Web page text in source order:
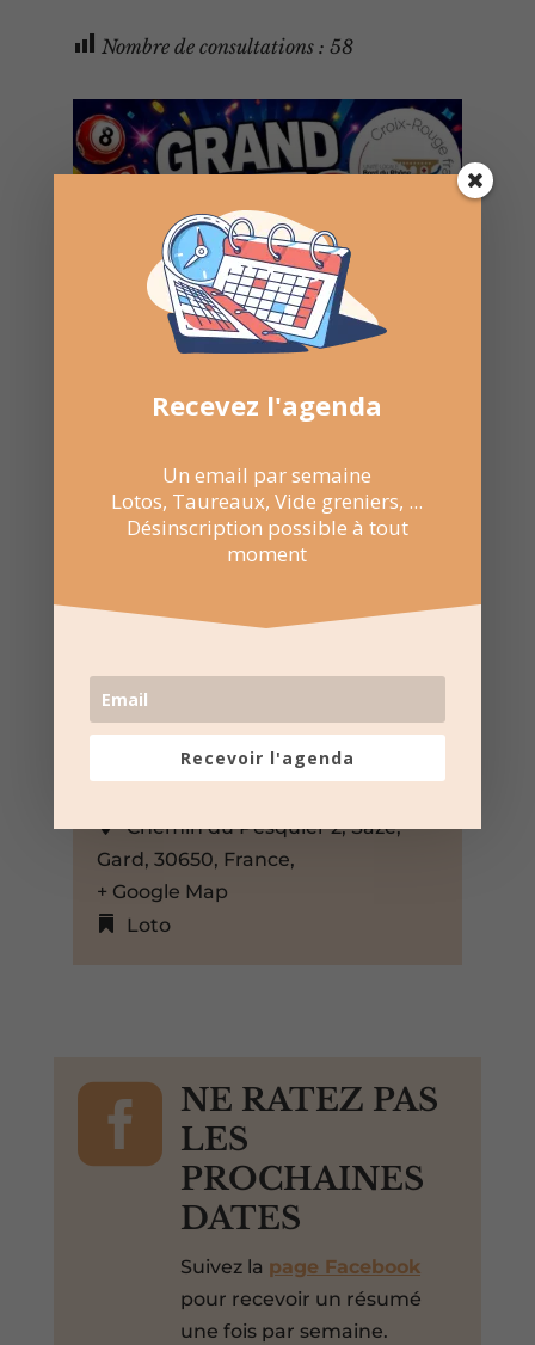
Nombre de consultations : 58
3 Mai 2026
15:00 au 18:00
Chemin du Pesquier 2, Saze,
Gard, 30650, France,
+ Google Map
Loto

NE RATEZ PAS
LES
PROCHAINES
DATES
Suivez la page Facebook
pour recevoir un résumé
une fois par semaine.
Recevez l'agenda
Un email par semaine
Lotos, Taureaux, Vide greniers, ...
Désinscription possible à tout
moment
Recevoir l'agenda